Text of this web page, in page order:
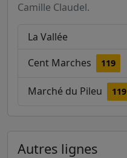
Camille Claudel.
La Vallée
Cent Marches 119
Marché du Pileu 119
Autres lignes